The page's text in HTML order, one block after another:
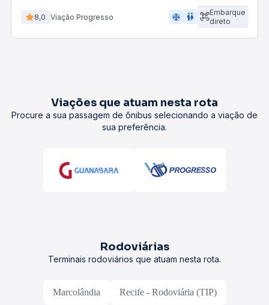
8,0 Viação Progresso ac_unit wc
Embarque
direto
Viações que atuam nesta rota
Procure a sua passagem de ônibus selecionando a viação de
sua preferência.
Rodoviárias
Terminais rodoviários que atuam nesta rota.
Marcolândia Recife - Rodoviária (TIP)